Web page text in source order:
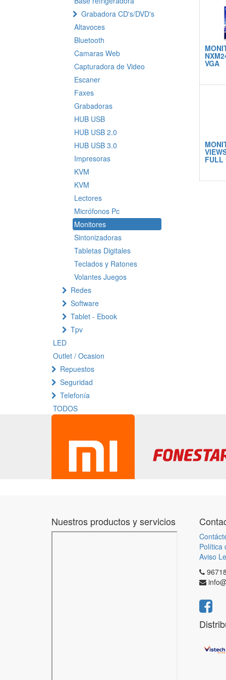
Grabadora CD's/DVD's
Altavoces
Bluetooth
Camaras Web
Capturadora de Video
Escaner
Faxes
Grabadoras
HUB USB
HUB USB 2.0
HUB USB 3.0
Impresoras
KVM
KVM
Lectores
Micrófonos Pc
Monitores
Sintonizadoras
Tabletas Digitales
Teclados y Ratones
Volantes Juegos
Redes
Software
Tablet - Ebook
Tpv
LED
Outlet / Ocasion
Repuestos
Seguridad
Telefonía
TODOS
VGA
FULL
Nuestros productos y servicios
Política
Aviso